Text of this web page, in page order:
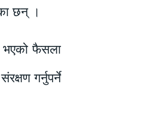
छन् ।
भएको फैसला
गर्नुपर्ने